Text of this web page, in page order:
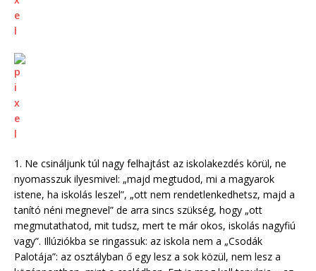
1. Ne csináljunk túl nagy felhajtást az iskolakezdés körül, ne
nyomasszuk ilyesmivel: „majd megtudod, mi a magyarok
istene, ha iskolás leszel”, „ott nem rendetlenkedhetsz, majd a
tanító néni megnevel” de arra sincs szükség, hogy „ott
megmutathatod, mit tudsz, mert te már okos, iskolás nagyfiú
vagy”. Illúziókba se ringassuk: az iskola nem a „Csodák
Palotája”: az osztályban ő egy lesz a sok közül, nem lesz a